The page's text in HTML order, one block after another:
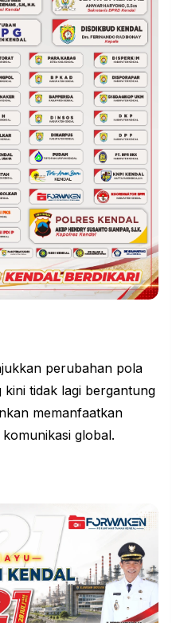
perubahan pola
tidak lagi bergantung
memanfaatkan
global.